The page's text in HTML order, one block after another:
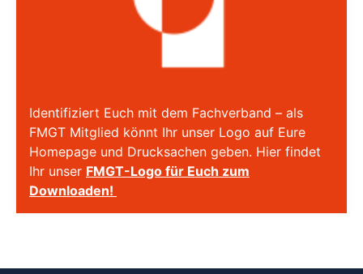
Identifiziert Euch mit dem Fachverband – als
FMGT Mitglied könnt Ihr unser Logo auf Eure
Homepage und Drucksachen geben. Hier findet
Ihr unser FMGT-Logo für Euch zum
Downloaden!